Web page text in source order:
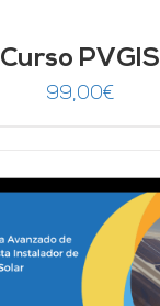
Curso PVGIS
99,00€